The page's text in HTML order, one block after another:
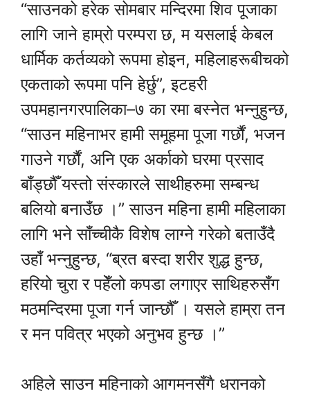
“साउनको हरेक सोमबार मन्दिरमा शिव पूजाका
लागि जाने हाम्रो परम्परा छ, म यसलाई केबल
धार्मिक कर्तव्यको रूपमा होइन, महिलाहरूबीचको
एकताको रूपमा पनि हेर्छु”, इटहरी
उपमहानगरपालिका–७ का रमा बस्नेत भन्नुहुन्छ,
“साउन महिनाभर हामी समूहमा पूजा गर्छौं, भजन
गाउने गर्छौं, अनि एक अर्काको घरमा प्रसाद
बाँड्छौँ यस्तो संस्कारले साथीहरुमा सम्बन्ध
बलियो बनाउँछ ।” साउन महिना हामी महिलाका
लागि भने साँच्चीकै विशेष लाग्ने गरेको बताउँदै
उहाँ भन्नुहुन्छ, “ब्रत बस्दा शरीर शुद्ध हुन्छ,
हरियो चुरा र पहेँलो कपडा लगाएर साथिहरुसँग
मठमन्दिरमा पूजा गर्न जान्छौँ । यसले हाम्रा तन
र मन पवित्र भएको अनुभव हुन्छ ।”
अहिले साउन महिनाको आगमनसँगै धरानको